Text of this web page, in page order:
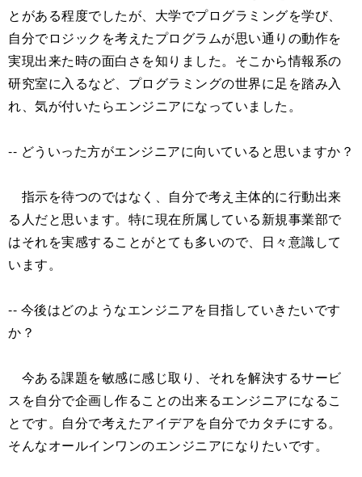
とがある程度でしたが、大学でプログラミングを学び、
自分でロジックを考えたプログラムが思い通りの動作を
実現出来た時の面白さを知りました。そこから情報系の
研究室に入るなど、プログラミングの世界に足を踏み入
れ、気が付いたらエンジニアになっていました。
-- どういった方がエンジニアに向いていると思いますか？
指示を待つのではなく、自分で考え主体的に行動出来
る人だと思います。特に現在所属している新規事業部で
はそれを実感することがとても多いので、日々意識して
います。
-- 今後はどのようなエンジニアを目指していきたいです
か？
今ある課題を敏感に感じ取り、それを解決するサービ
スを自分で企画し作ることの出来るエンジニアになるこ
とです。自分で考えたアイデアを自分でカタチにする。
そんなオールインワンのエンジニアになりたいです。